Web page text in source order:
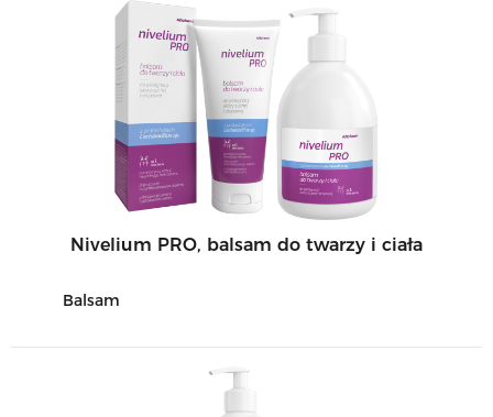
Nivelium PRO, balsam do twarzy i ciała
Balsam